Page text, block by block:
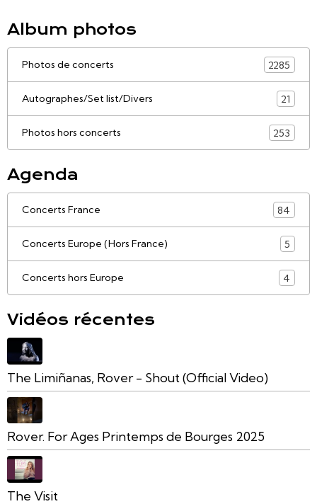
Album photos
Photos de concerts 2285
Autographes/Set list/Divers 21
Photos hors concerts 253
Agenda
Concerts France 84
Concerts Europe (Hors France) 5
Concerts hors Europe 4
Vidéos récentes
The Limiñanas, Rover - Shout (Official Video)
Rover. For Ages Printemps de Bourges 2025
The Visit